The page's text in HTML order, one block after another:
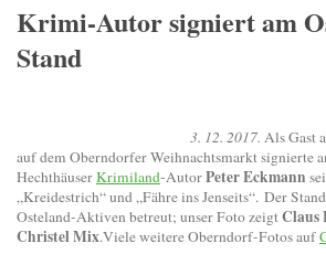
Krimi-Autor signiert am
Stand
3. 12. 2017. Als Gast
auf dem Oberndorfer Weihnachtsmarkt signierte
HechthäuserKrimiland-AutorPeter Eckmann
„Kreidestrich“ und „Fähre ins Jenseits“. Der
Osteland-Aktiven betreut; unser Foto zeigtClaus
Christel Mix.Viele weitere Oberndorf-Fotos auf